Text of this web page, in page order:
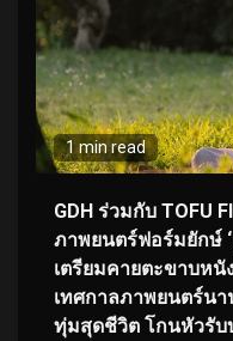
1 min read
GDH ร่วมกับ TOFU
ภาพยนตร์ฟอร์มยักษ์
เตรียมคายตะขาบห
เทศกาลภาพยนตร์นา
ทุ่มสุดชีวิต โกนหัวรั